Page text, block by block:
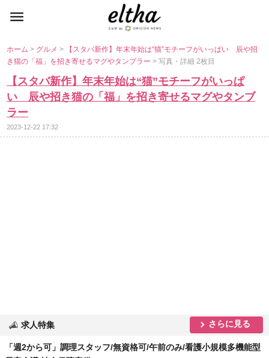
ホーム> グルメ>
【スタバ新作】年末年始は“猫”モチーフがいっぱい 辰や招
き猫の「福」を招き寄せるマグやタンブラー> 写真・詳細 2枚目
【スタバ新作】年末年始は“猫”モチーフがいっぱ
い 辰や招き猫の「福」を招き寄せるマグやタンブ
ラー
2023-12-22 17:32
求人特集 さらに見る
「週2から可」調理スタッフ/無資格可/午前のみ/看護小規模多機能型